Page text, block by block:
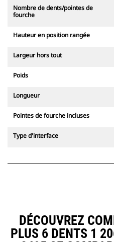
Nombre de dents/pointes de
fourche
Hauteur en position rangée
Largeur hors tout
Poids
Longueur
Pointes de fourche incluses
Type d'interface
DÉCOUVREZ
PLUS 6 DENTS 1